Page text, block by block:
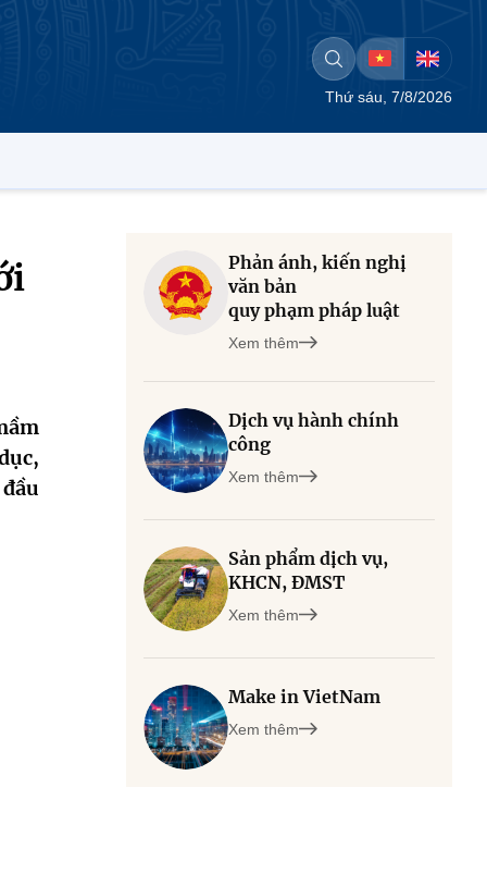
Thứ sáu, 7/8/2026
Phản ánh, kiến nghị
văn bản
quy phạm pháp luật
Xem thêm
Dịch vụ hành chính
công
Xem thêm
Sản phẩm dịch vụ,
KHCN, ĐMST
Xem thêm
Make in VietNam
Xem thêm